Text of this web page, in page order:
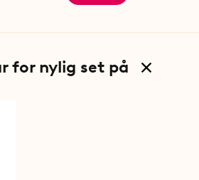
eller hvid
1 sporing pr. dag)
Ja
for nylig set på